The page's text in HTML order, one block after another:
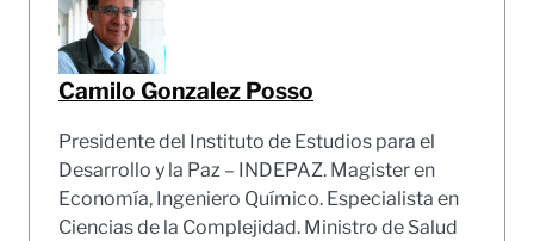
Camilo Gonzalez Posso
Presidente del Instituto de Estudios para el
Desarrollo y la Paz – INDEPAZ. Magister en
Economía, Ingeniero Químico. Especialista en
Ciencias de la Complejidad. Ministro de Salud